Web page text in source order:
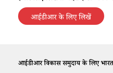
आईडीआर के लिए लिखें
आईडीआर विकास समुदाय के लिए भारत